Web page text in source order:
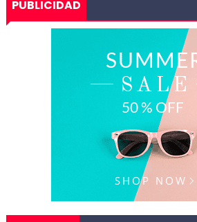
PUBLICIDAD